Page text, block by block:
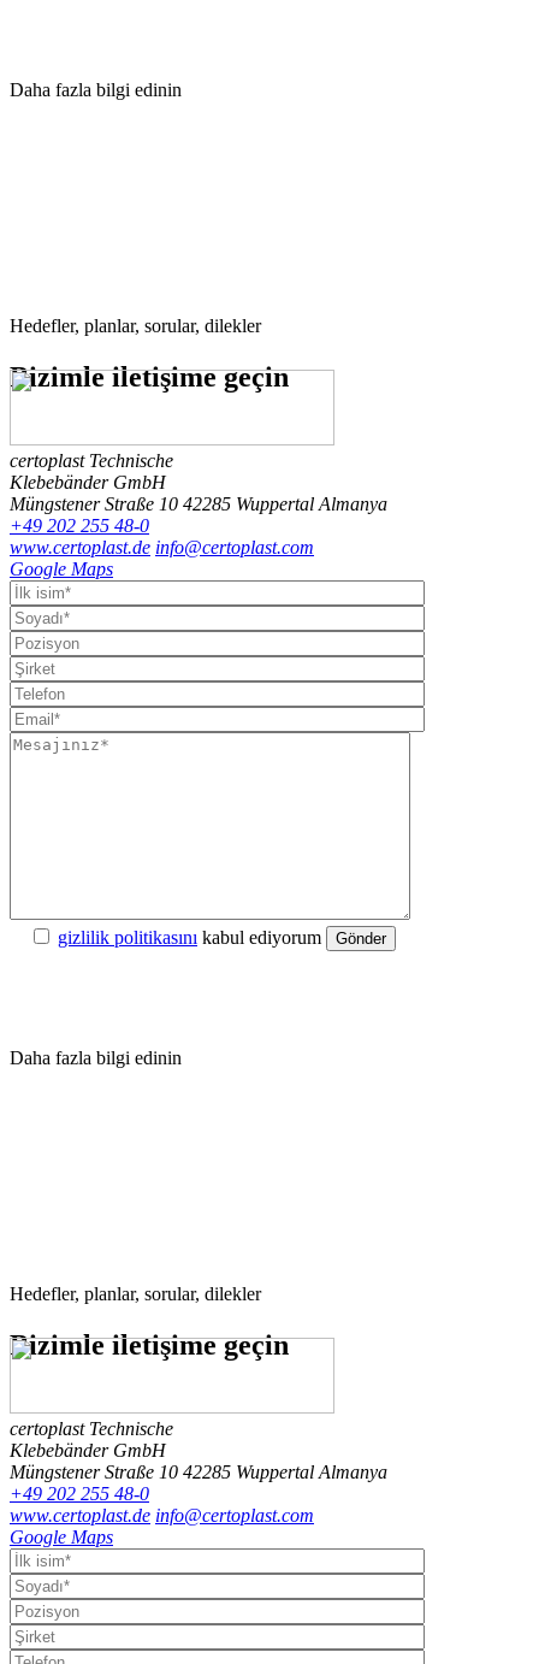
Daha fazla bilgi edinin
Hedefler, planlar, sorular, dilekler
Bizimleiletişime geçin
certoplast Technische
Klebebänder GmbH
Müngstener Straße 10 42285 Wuppertal Almanya
+49 202 255 48-0
www.certoplast.de info@certoplast.com
Google Maps
gizlilik politikasını kabul ediyorum Gönder
Daha fazla bilgi edinin
Hedefler, planlar, sorular, dilekler
Bizimleiletişime geçin
certoplast Technische
Klebebänder GmbH
Müngstener Straße 10 42285 Wuppertal Almanya
+49 202 255 48-0
www.certoplast.de info@certoplast.com
Google Maps